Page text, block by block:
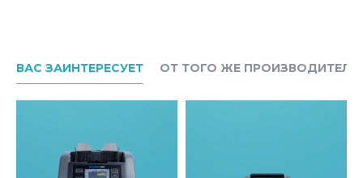
ВАС ЗАИНТЕРЕСУЕТ ОТ ТОГО ЖЕ ПРОИЗВОДИТЕЛЯ